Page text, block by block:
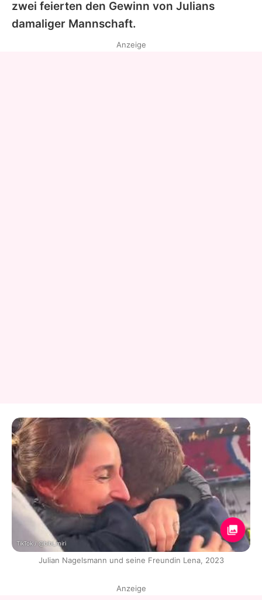
zwei feierten den Gewinn von Julians
damaliger Mannschaft.
Anzeige
TikTok / @bibi_miri
Julian Nagelsmann und seine Freundin Lena, 2023
Anzeige